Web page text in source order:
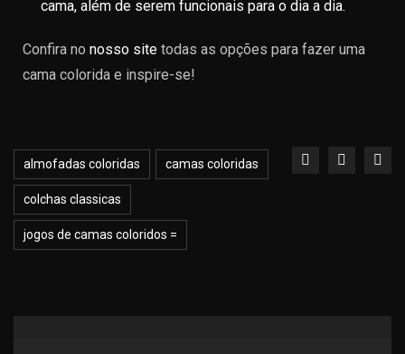
cama, além de serem funcionais para o dia a dia.
Confira no nosso site todas as opções para fazer uma
cama colorida e inspire-se!
almofadas coloridas camas coloridas
colchas classicas
jogos de camas coloridos =